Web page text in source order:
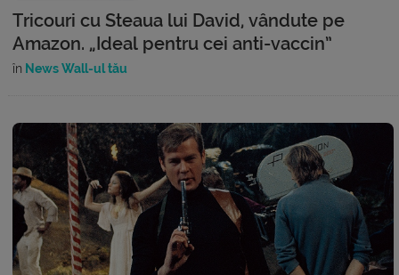
Tricouri cu Steaua lui David, vândute pe
Amazon. „Ideal pentru cei anti-vaccin”
în News Wall-ul tău